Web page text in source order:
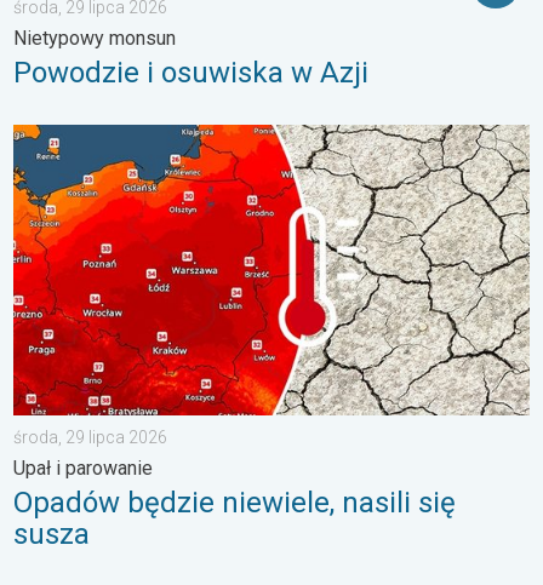
środa, 29 lipca 2026
Nietypowy monsun
Powodzie i osuwiska w Azji
Opadów będzie niewiele, nasili się susza. Upał i parowanie. . .
środa, 29 lipca 2026
Upał i parowanie
Opadów będzie niewiele, nasili się
susza